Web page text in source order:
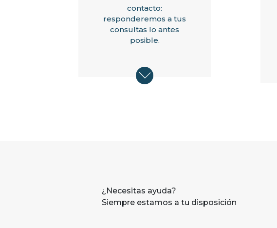
contacto:
responderemos a tus
consultas lo antes
posible.
¿Necesitas ayuda?
Siempre estamos a tu disposición